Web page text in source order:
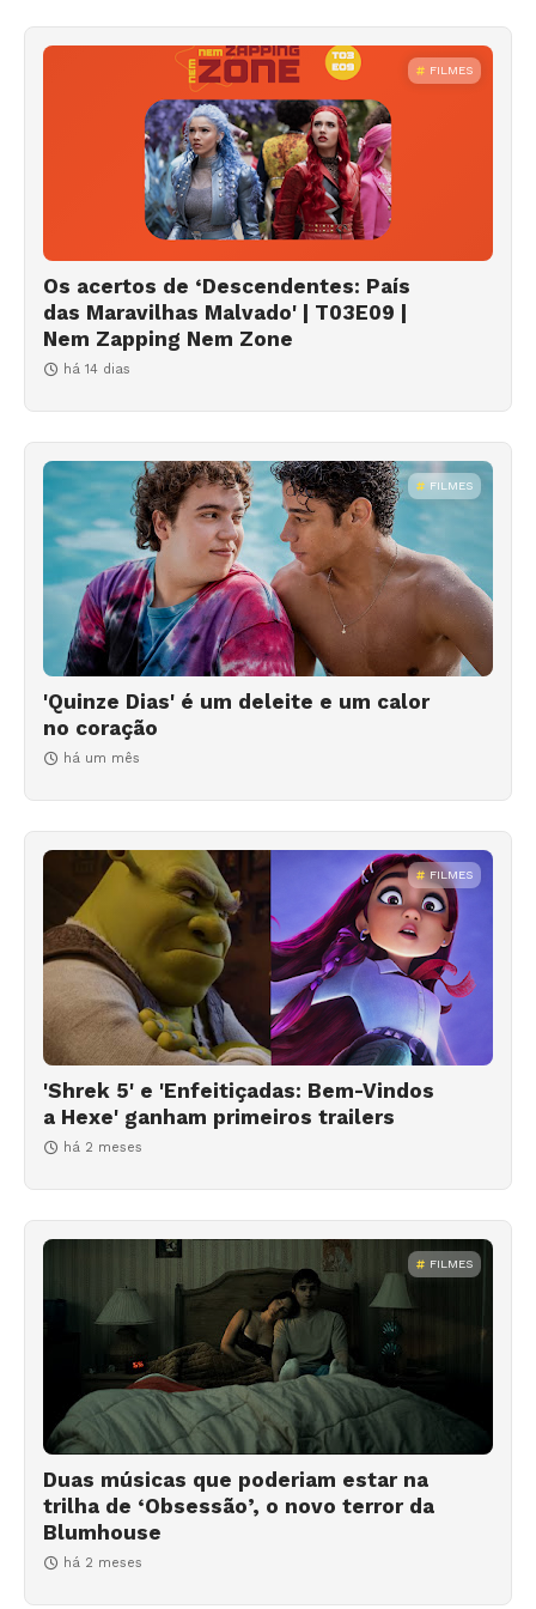
FILMES
Os acertos de ‘Descendentes: País
das Maravilhas Malvado' | T03E09 |
Nem Zapping Nem Zone
há 14 dias
FILMES
'Quinze Dias' é um deleite e um calor
no coração
há um mês
FILMES
'Shrek 5' e 'Enfeitiçadas: Bem-Vindos
a Hexe' ganham primeiros trailers
há 2 meses
FILMES
Duas músicas que poderiam estar na
trilha de ‘Obsessão’, o novo terror da
Blumhouse
há 2 meses